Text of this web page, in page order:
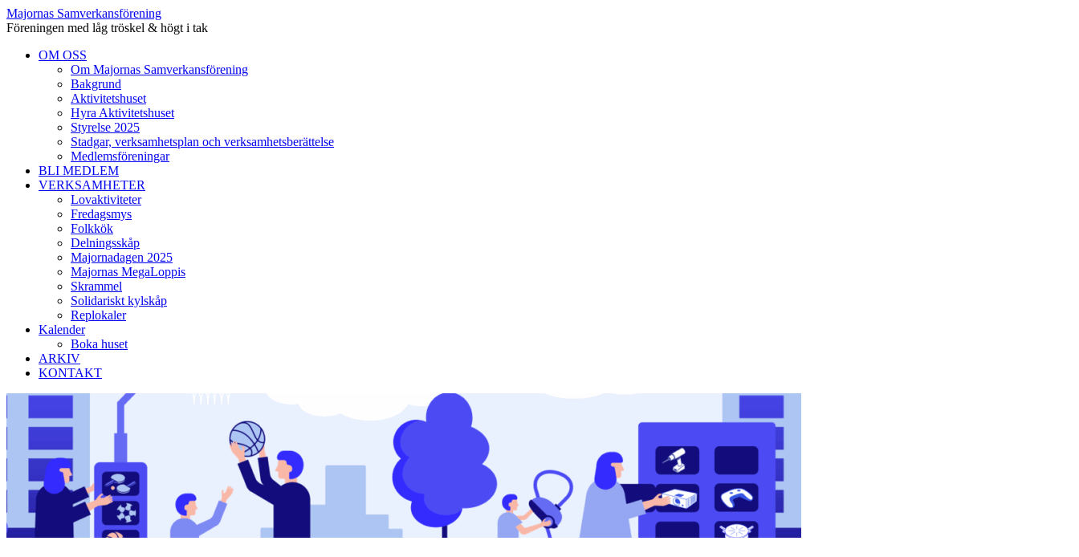
Majornas Samverkansförening
Föreningen med låg tröskel & högt i tak
Skip
OM OSS
Om Majornas Samverkansförening
Bakgrund
Aktivitetshuset
Hyra Aktivitetshuset
Styrelse 2025
Stadgar, verksamhetsplan och verksamhetsberättelse
Medlemsföreningar
BLI MEDLEM
VERKSAMHETER
Lovaktiviteter
Fredagsmys
Folkkök
Delningsskåp
Majornadagen 2025
Majornas MegaLoppis
Skrammel
Solidariskt kylskåp
Replokaler
Kalender
Boka huset
ARKIV
KONTAKT